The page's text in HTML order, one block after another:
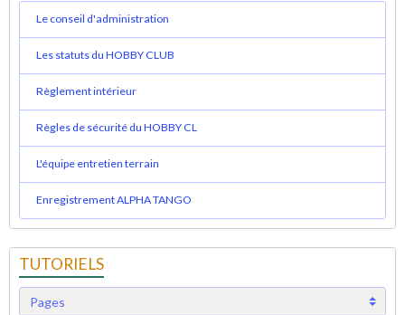
Le conseil d'administration
Les statuts du HOBBY CLUB
Règlement intérieur
Règles de sécurité du HOBBY CL
L'équipe entretien terrain
Enregistrement ALPHA TANGO
TUTORIELS